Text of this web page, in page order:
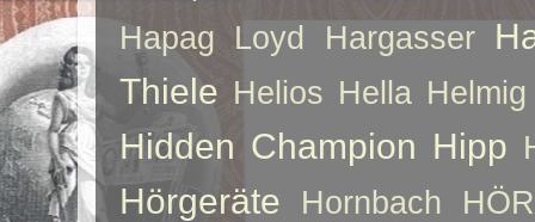
Hapag Loyd Hargasser
Thiele Helios Hella Helmig
Hidden Champion Hipp
Hörgeräte Hornbach